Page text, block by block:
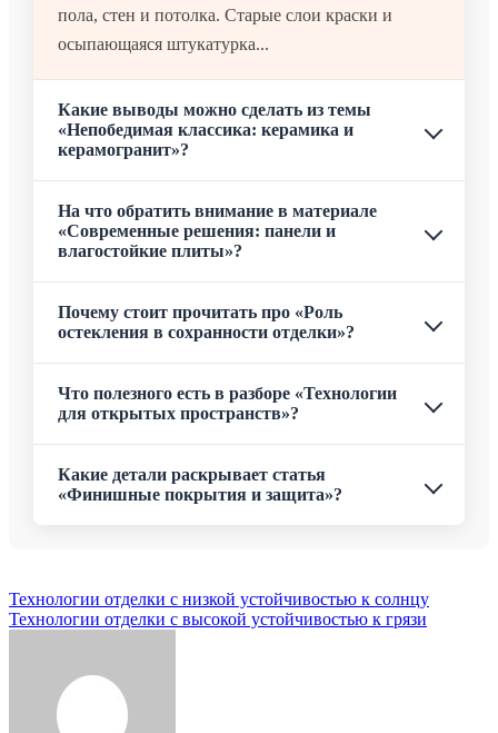
пола, стен и потолка. Старые слои краски и
осыпающаяся штукатурка...
Какие выводы можно сделать из темы
«Непобедимая классика: керамика и
керамогранит»?
На что обратить внимание в материале
«Современные решения: панели и
влагостойкие плиты»?
Почему стоит прочитать про «Роль
остекления в сохранности отделки»?
Что полезного есть в разборе «Технологии
для открытых пространств»?
Какие детали раскрывает статья
«Финишные покрытия и защита»?
Навигация
по
Технологии отделки с низкой устойчивостью к солнцу
Технологии отделки с высокой устойчивостью к грязи